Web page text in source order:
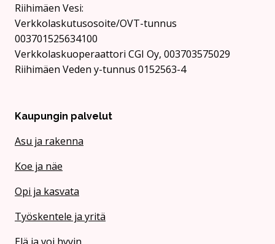
Rii­hi­mäen Vesi:
Verkkolaskutusosoite/OVT-tunnus
003701525634100
Verkkolaskuoperaattori CGI Oy, 003703575029
Riihimäen Veden y-tunnus 0152563-4
Kaupungin palvelut
Asu ja rakenna
Koe ja näe
Opi ja kasvata
Työskentele ja yritä